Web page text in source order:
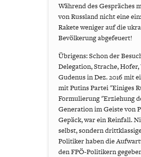
Während des Gespräches
von Russland nicht eine
Rakete weniger auf die
Bevölkerung abgefeuert!
Übrigens: Schon der
Delegation, Strache,
Gudenus in Dez. 2016 mit
mit Putins Partei "Einiges
Formulierung "Erziehung
Generation im Geiste von
Gepäck, war ein Reinfall.
selbst, sondern
Politiker haben die
den FPÖ-Politikern